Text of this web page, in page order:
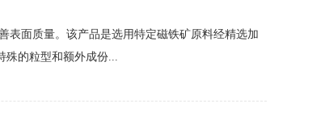
表面质量。该产品是选用特定磁铁矿原料经精选加
殊的粒型和额外成份...